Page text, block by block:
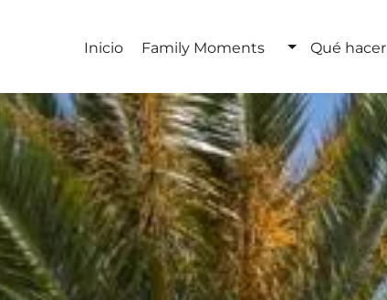
Inicio Family Moments Qué hacer